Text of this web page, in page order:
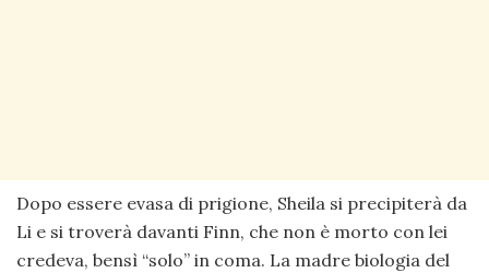
Dopo essere evasa di prigione, Sheila si precipiterà da
Li e si troverà davanti Finn, che non è morto con lei
credeva, bensì “solo” in coma. La madre biologia del